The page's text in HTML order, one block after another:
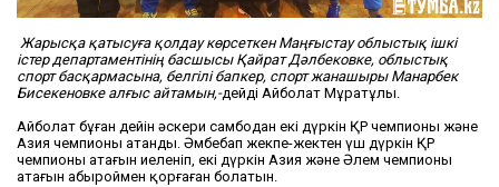
Жарысқа қатысуға қолдау көрсеткен Маңғыстау облыстық ішкі
істер департаментінің басшысы Қайрат Дәлбековке, облыстық
спорт басқармасына, белгілі бапкер, спорт жанашыры Манарбек
Бисекеновке алғыс айтамын,-дейді Айболат Мұратұлы.
Айболат бұған дейін әскери самбодан екі дүркін ҚР чемпионы және
Азия чемпионы атанды. Әмбебап жекпе-жектен үш дүркін ҚР
чемпионы атағын иеленіп, екі дүркін Азия және Әлем чемпионы
атағын абыроймен қорғаған болатын.